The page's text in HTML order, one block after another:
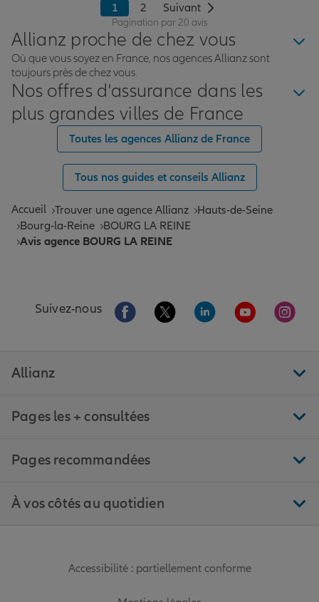
1 2 Suivant
Pagination par 20 avis
Allianz proche de chez vous
Où que vous soyez en France, nos agences Allianz sont
toujours près de chez vous.
Nos offres d'assurance dans les
plus grandes villes de France
Toutes les agences Allianz de France
Tous nos guides et conseils Allianz
Accueil Trouver une agence Allianz
Hauts-de-Seine
Bourg-la-Reine
BOURG LA REINE
Avis agence BOURG LA REINE
Suivez-nous Aller sur la page Facebook de Allianz
Aller sur la page Twitter de
Aller sur la page
Aller sur la
Aller
Allianz
Pages les + consultées
Pages recommandées
À vos côtés au quotidien
Accessibilité : partiellement conforme